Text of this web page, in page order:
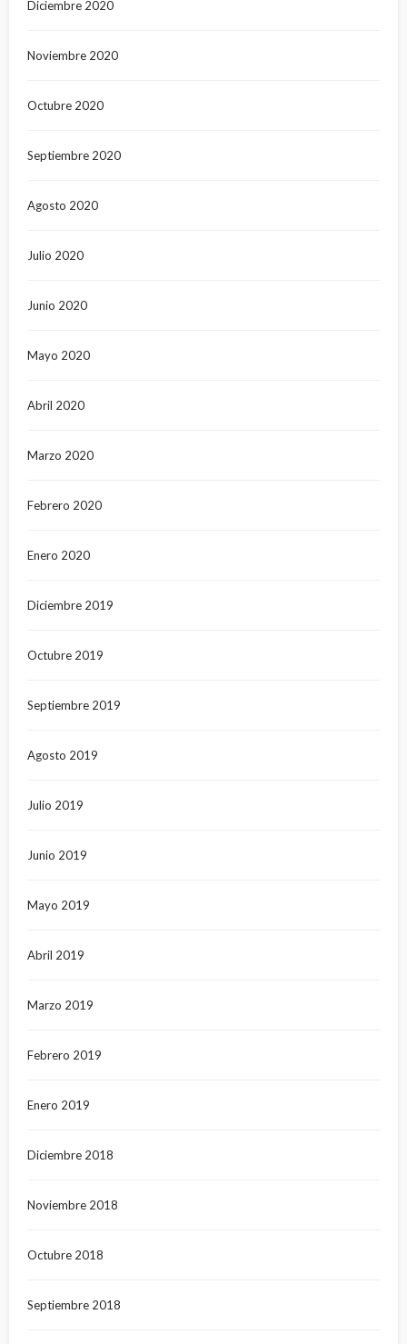
Diciembre 2020
Noviembre 2020
Octubre 2020
Septiembre 2020
Agosto 2020
Julio 2020
Junio 2020
Mayo 2020
Abril 2020
Marzo 2020
Febrero 2020
Enero 2020
Diciembre 2019
Octubre 2019
Septiembre 2019
Agosto 2019
Julio 2019
Junio 2019
Mayo 2019
Abril 2019
Marzo 2019
Febrero 2019
Enero 2019
Diciembre 2018
Noviembre 2018
Octubre 2018
Septiembre 2018